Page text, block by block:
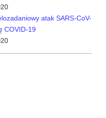
atak SARS-CoV-
COVID-19